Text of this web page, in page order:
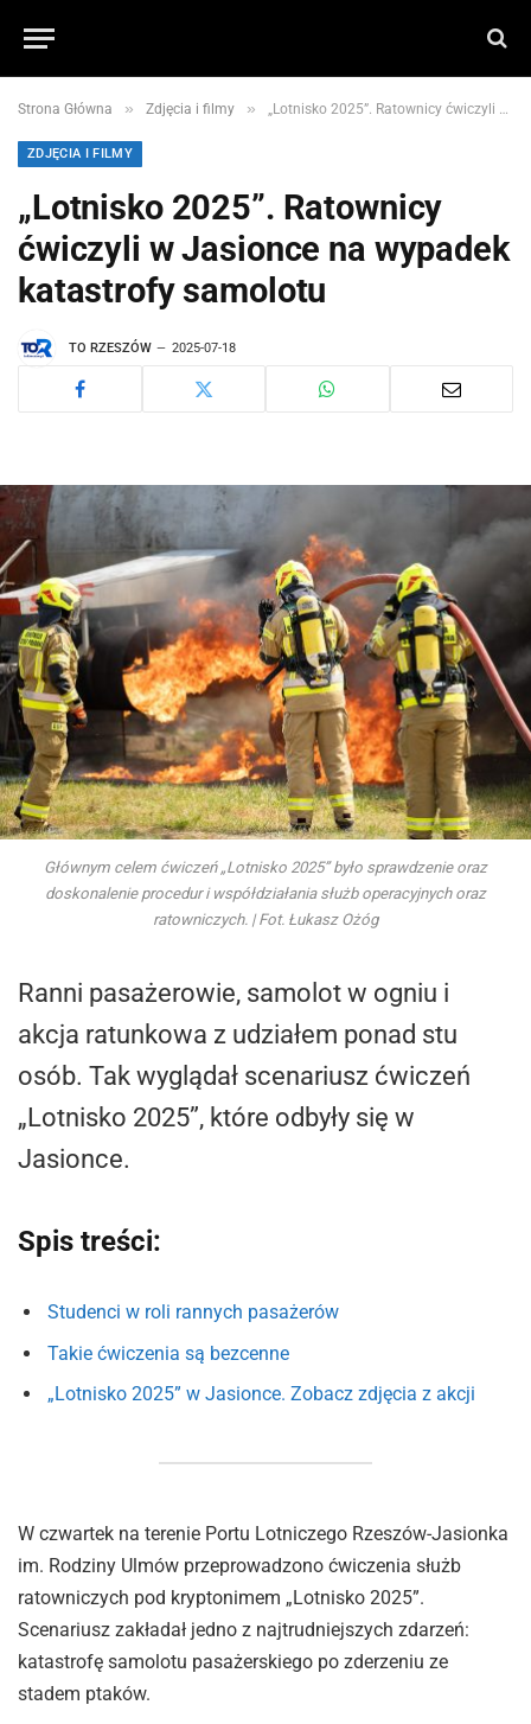
Strona Główna » Zdjęcia i filmy » „Lotnisko 2025”. Ratownicy ćwiczyli w Jasionce na wypadek katastrofy samolotu
ZDJĘCIA I FILMY
„Lotnisko 2025”. Ratownicy
ćwiczyli w Jasionce na wypadek
katastrofy samolotu
TO RZESZÓW 2025-07-18
Głównym celem ćwiczeń „Lotnisko 2025” było sprawdzenie oraz
doskonalenie procedur i współdziałania służb operacyjnych oraz
ratowniczych. | Fot. Łukasz Ożóg
Ranni pasażerowie, samolot w ogniu i
akcja ratunkowa z udziałem ponad stu
osób. Tak wyglądał scenariusz ćwiczeń
„Lotnisko 2025”, które odbyły się w
Jasionce.
Spis treści:
Studenci w roli rannych pasażerów
Takie ćwiczenia są bezcenne
„Lotnisko 2025” w Jasionce. Zobacz zdjęcia z akcji
W czwartek na terenie Portu Lotniczego Rzeszów-Jasionka
im. Rodziny Ulmów przeprowadzono ćwiczenia służb
ratowniczych pod kryptonimem „Lotnisko 2025”.
Scenariusz zakładał jedno z najtrudniejszych zdarzeń:
katastrofę samolotu pasażerskiego po zderzeniu ze
stadem ptaków.